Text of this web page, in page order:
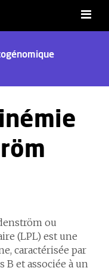
ou
(LPL) est une
caractérisée par
et associée à un